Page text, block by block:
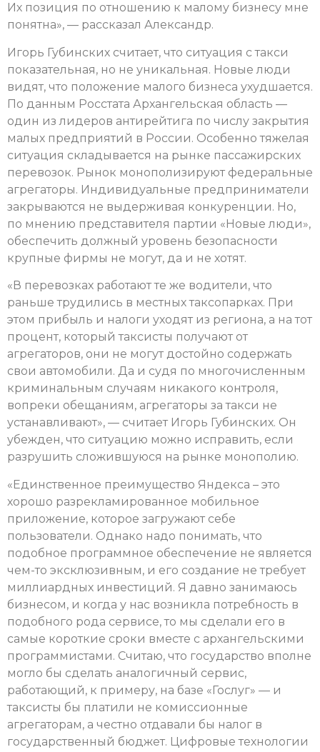
Их позиция по отношению к малому бизнесу мне
понятна», — рассказал Александр.
Игорь Губинских считает, что ситуация с такси
показательная, но не уникальная. Новые люди
видят, что положение малого бизнеса ухудшается.
По данным Росстата Архангельская область —
один из лидеров антирейтига по числу закрытия
малых предприятий в России. Особенно тяжелая
ситуация складывается на рынке пассажирских
перевозок. Рынок монополизируют федеральные
агрегаторы. Индивидуальные предприниматели
закрываются не выдерживая конкуренции. Но,
по мнению представителя партии «Новые люди»,
обеспечить должный уровень безопасности
крупные фирмы не могут, да и не хотят.
«В перевозках работают те же водители, что
раньше трудились в местных таксопарках. При
этом прибыль и налоги уходят из региона, а на тот
процент, который таксисты получают от
агрегаторов, они не могут достойно содержать
свои автомобили. Да и судя по многочисленным
криминальным случаям никакого контроля,
вопреки обещаниям, агрегаторы за такси не
устанавливают», — считает Игорь Губинских. Он
убежден, что ситуацию можно исправить, если
разрушить сложившуюся на рынке монополию.
«Единственное преимущество Яндекса – это
хорошо разрекламированное мобильное
приложение, которое загружают себе
пользователи. Однако надо понимать, что
подобное программное обеспечение не является
чем-то эксклюзивным, и его создание не требует
миллиардных инвестиций. Я давно занимаюсь
бизнесом, и когда у нас возникла потребность в
подобного рода сервисе, то мы сделали его в
самые короткие сроки вместе с архангельскими
программистами. Считаю, что государство вполне
могло бы сделать аналогичный сервис,
работающий, к примеру, на базе «Гослуг» — и
таксисты бы платили не комиссионные
агрегаторам, а честно отдавали бы налог в
государственный бюджет. Цифровые технологии